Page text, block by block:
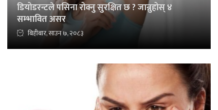
डियोडरन्टले पसिना रोक्नु सुरक्षित छ ? जान्नुहोस् ४
सम्भावित असर
बिहीबार, साउन ७, २०८३